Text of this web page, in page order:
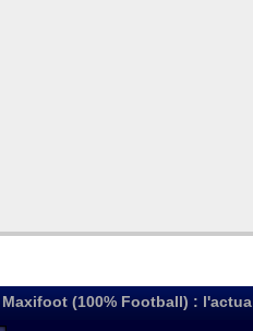
Maxifoot (100% Football) :